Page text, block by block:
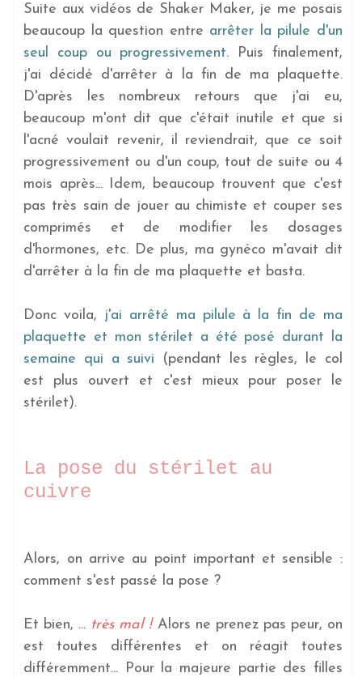
Suite aux vidéos de Shaker Maker, je me posais
beaucoup la question entre arrêter la pilule d'un
seul coup ou progressivement. Puis finalement,
j'ai décidé d'arrêter à la fin de ma plaquette.
D'après les nombreux retours que j'ai eu,
beaucoup m'ont dit que c'était inutile et que si
l'acné voulait revenir, il reviendrait, que ce soit
progressivement ou d'un coup, tout de suite ou 4
mois après... Idem, beaucoup trouvent que c'est
pas très sain de jouer au chimiste et couper ses
comprimés et de modifier les dosages
d'hormones, etc. De plus, ma gynéco m'avait dit
d'arrêter à la fin de ma plaquette et basta.
Donc voila,
j'ai arrêté ma pilule à la fin de ma
plaquette et mon stérilet a été posé durant la
semaine qui a suivi (pendant les règles, le col
est plus ouvert et c'est mieux pour poser le
stérilet).
La pose du stérilet au
cuivre
Alors, on arrive au point important et sensible :
comment s'est passé la pose ?
Et bien, ... très mal!Alors ne prenez pas peur, on
est toutes différentes et on réagit toutes
différemment... Pour la majeure partie des filles